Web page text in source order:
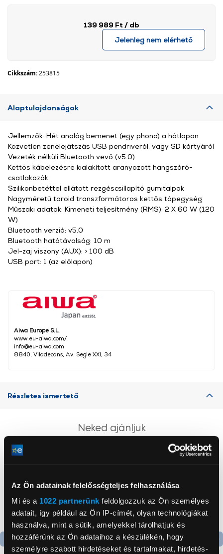
Az Ön adatainak felelősségteljes felhasználása
Mi és a 1022 partnerünk feldolgozzuk az Ön személyes
adatait, így például az Ön IP-címét, olyan technológiákat
használva, mint a sütik, amelyekkel tárolhatjuk és
hozzáférünk az Ön adataihoz a készülékén, hogy
személyre szabott hirdetéseket és tartalmakat, hirdetés-
139 989 Ft / db
Jelenleg nem elérhető
Cikkszám:253815
Alaptulajdonságok
Aiwa Europe S.L.
www.eu-aiwa.com/
info@eu-aiwa.com
8840, Viladecans, Av. Segle XXI, 34
Jellemzők: Hét analóg bemenet (egy phono) a hátlapon
Közvetlen zenelejátszás USB pendriveról, vagy SD kártyáról
Vezeték nélküli Bluetooth vevő (v5.0)
Kettős kábelezésre kialakított aranyozott hangszóró-
csatlakozók
Szilikonbetéttel ellátott rezgéscsillapító gumitalpak
Nagyméretű toroid transzformátoros kettős tápegység
Mûszaki adatok: Kimeneti teljesítmény (RMS): 2 X 60 W (120
W)
Bluetooth verzió: v5.0
Bluetooth hatótávolság: 10 m
Jel-zaj viszony (AUX): > 100 dB
USB port: 1 (az előlapon)
Részletes ismertető
Neked ajánljuk
Termék adatlap